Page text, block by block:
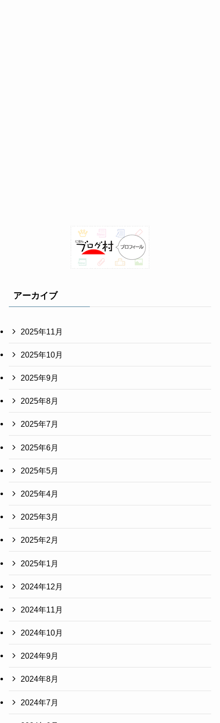
アーカイブ
2025年11月
2025年10月
2025年9月
2025年8月
2025年7月
2025年6月
2025年5月
2025年4月
2025年3月
2025年2月
2025年1月
2024年12月
2024年11月
2024年10月
2024年9月
2024年8月
2024年7月